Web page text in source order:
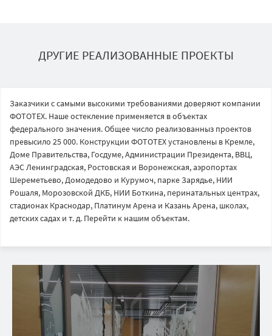
ДРУГИЕ РЕАЛИЗОВАННЫЕ ПРОЕКТЫ
Заказчики с самыми высокими требованиями доверяют компании
ФОТОТЕХ. Наше остекление применяется в объектах
федерального значения. Общее число реализованныз проектов
превысило 25 000. Конструкции ФОТОТЕХ установлены в Кремле,
Доме Правительства, Госдуме, Администрации Президента, ВВЦ,
АЭС Ленинградская, Ростовская и Воронежская, аэропортах
Шереметьево, Домодедово и Курумоч, парке Зарядье, НИИ
Рошаля, Морозовской ДКБ, НИИ Боткина, перинатальных центрах,
стадионах Краснодар, Платинум Арена и Казань Арена, школах,
детских садах и т. д. Перейти к нашим объектам.